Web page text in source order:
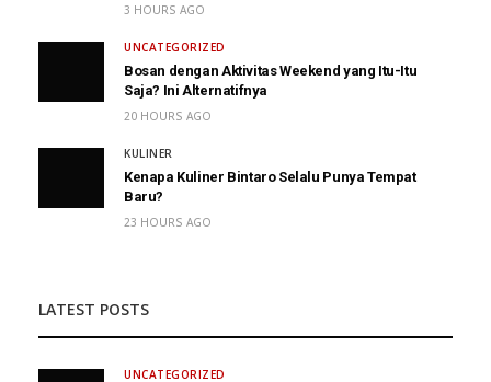
3 HOURS AGO
UNCATEGORIZED
Bosan dengan Aktivitas Weekend yang Itu-Itu
Saja? Ini Alternatifnya
20 HOURS AGO
KULINER
Kenapa Kuliner Bintaro Selalu Punya Tempat
Baru?
23 HOURS AGO
LATEST POSTS
UNCATEGORIZED